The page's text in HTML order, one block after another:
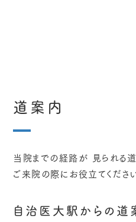
道案内
当院までの経路が 見られる
ご来院の際にお役立てください
自治医大駅からの道